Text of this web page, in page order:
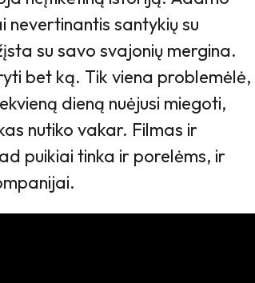
nevertinantis santykių su
su savo svajonių mergina.
bet ką. Tik viena problemėlė,
dieną nuėjusi miegoti,
nutiko vakar. Filmas ir
puikiai tinka ir porelėms, ir